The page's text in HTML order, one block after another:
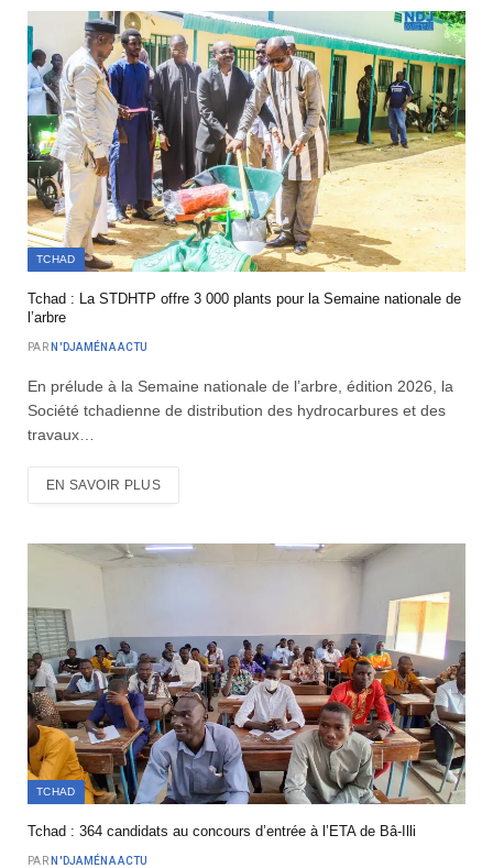
TCHAD
Tchad : La STDHTP offre 3 000 plants pour la Semaine nationale de
l’arbre
PAR N'DJAMÉNA ACTU
En prélude à la Semaine nationale de l’arbre, édition 2026, la
Société tchadienne de distribution des hydrocarbures et des
travaux…
EN SAVOIR PLUS
TCHAD
Tchad : 364 candidats au concours d’entrée à l’ETA de Bâ-Illi
PAR N'DJAMÉNA ACTU